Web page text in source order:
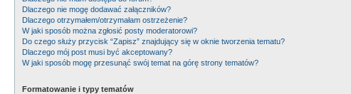
Dlaczego nie mogę dodawać załączników?
Dlaczego otrzymałem/otrzymałam ostrzeżenie?
W jaki sposób można zgłosić posty moderatorowi?
Do czego służy przycisk “Zapisz” znajdujący się w oknie tworzenia tematu?
Dlaczego mój post musi być akceptowany?
W jaki sposób mogę przesunąć swój temat na górę strony tematów?
Formatowanie i typy tematów